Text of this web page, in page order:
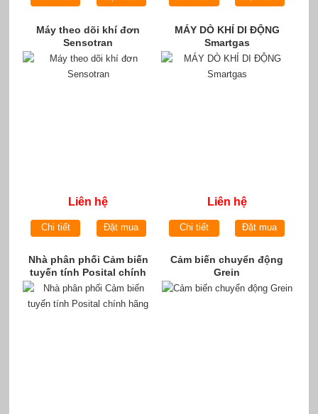
Máy theo dõi khí đơn
Sensotran
Liên hệ
Chi tiết Đặt mua
MÁY DÒ KHÍ DI ĐỘNG
Smartgas
Liên hệ
Chi tiết Đặt mua
Nhà phân phối Cảm biến
tuyến tính Posital chính
hãng
Cảm biến chuyển động
Grein